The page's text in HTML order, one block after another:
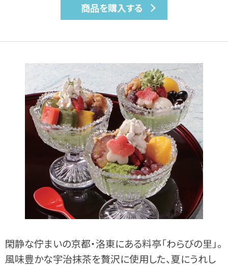
商品を購入する
閑静な佇まいの京都・洛東にある料亭「わらびの里」。
風味豊かな宇治抹茶を贅沢に使用した、夏にうれし